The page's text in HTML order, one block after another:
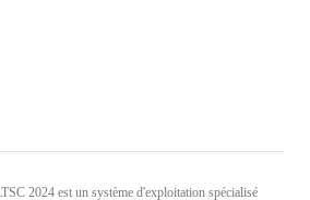
2024 est un système d'exploitation spécialisé